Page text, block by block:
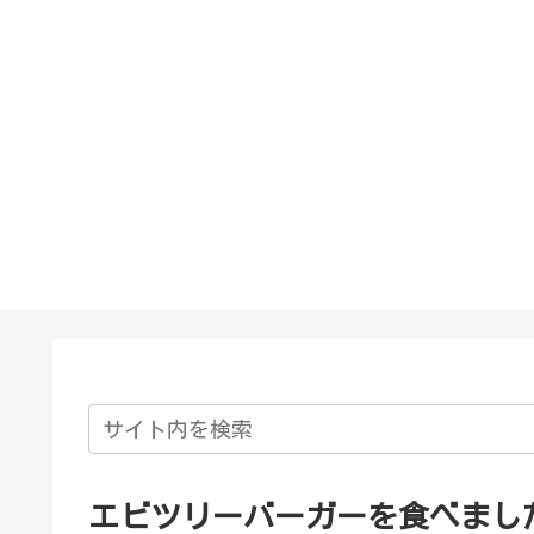
エビツリーバーガーを食べまし